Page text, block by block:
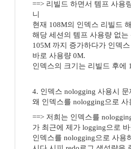
==> 리빌드 하면서 템프 사용
니
현재 108M의 인덱스 리빌드
해당 세션의 템프 사용량 없는
105M 까지 증가하다가 인덱
바로 사용량 0M.
인덱스의 크기는 리빌드 후에
4. 인덱스 nologging 사용시 문
왜 인덱스를 nologging으로 사
==> 저희는 인덱스를
가 최근에 제가 logging으로
인덱스를 nologging으로 사용